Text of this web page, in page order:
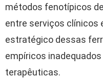
métodos fenotípicos
entre serviços clínicos
estratégico dessas
empíricos
terapêuticas.